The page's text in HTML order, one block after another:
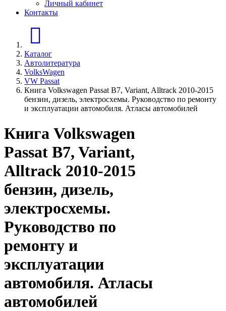
Личный кабинет
Контакты
Каталог
Автолитература
VolksWagen
VW Passat
Книга Volkswagen Passat B7, Variant, Alltrack 2010-2015
бензин, дизель, электросхемы. Руководство по ремонту
и эксплуатации автомобиля. Атласы автомобилей
Книга Volkswagen
Passat B7, Variant,
Alltrack 2010-2015
бензин, дизель,
электросхемы.
Руководство по
ремонту и
эксплуатации
автомобиля. Атласы
автомобилей